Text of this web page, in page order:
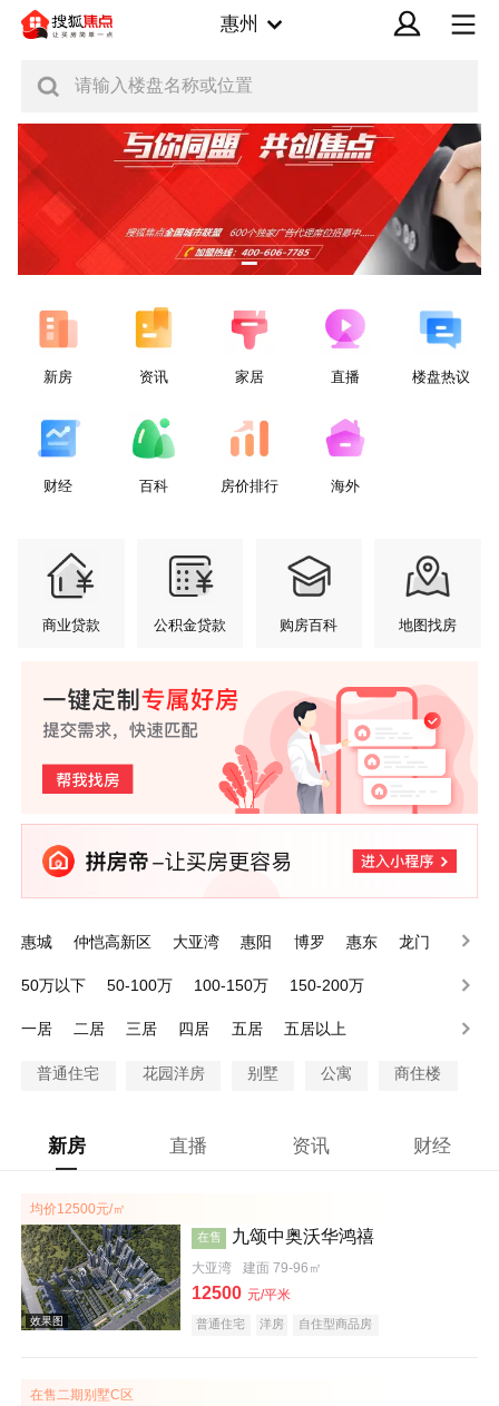
惠州
请输入楼盘名称或位置
新房 资讯 家居 直播 楼盘热议
财经 百科 房价排行 海外
商业贷款 公积金贷款 购房百科 地图找房
惠城 仲恺高新区 大亚湾 惠阳 博罗 惠东 龙门
50万以下 50-100万 100-150万
150-200万
一居
二居 三居 四居 五居 五居以上
普通住宅 花园洋房 别墅 公寓 商住楼
新房 直播 资讯 财经
均价12500元/㎡
在售 九颂中奥沃华鸿禧
大亚湾 建面 79-96㎡
12500 元/平米
普通住宅 洋房 自住型商品房
在售二期别墅C区